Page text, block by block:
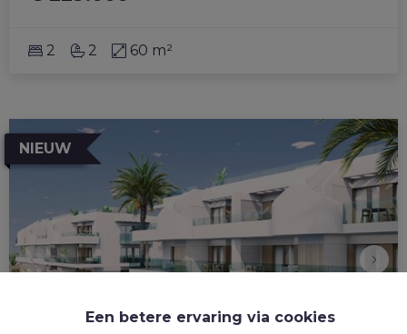
Een betere ervaring via cookies
2 2 60 m²
NIEUW